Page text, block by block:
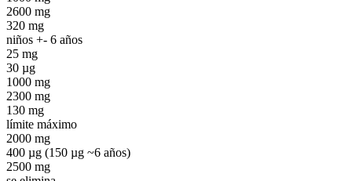
2600 mg
320 mg
niños +- 6 años
25 mg
30 µg
1000 mg
2300 mg
130 mg
límite máximo
2000 mg
400 µg (150 µg ~6 años)
2500 mg